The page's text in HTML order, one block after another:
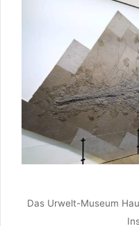
Das Urwelt-Museum